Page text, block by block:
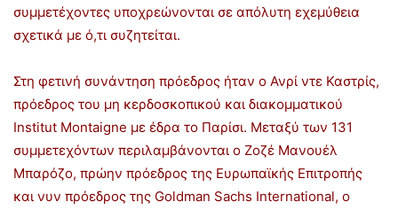
συμμετέχοντες υποχρεώνονται σε απόλυτη εχεμύθεια
σχετικά με ό,τι συζητείται.
Στη φετινή συνάντηση πρόεδρος ήταν ο Ανρί ντε Καστρίς,
πρόεδρος του μη κερδοσκοπικού και διακομματικού
Institut Montaigne με έδρα το Παρίσι. Μεταξύ των 131
συμμετεχόντων περιλαμβάνονται ο Ζοζέ Μανουέλ
Μπαρόζο, πρώην πρόεδρος της Ευρωπαϊκής Επιτροπής
και νυν πρόεδρος της Goldman Sachs International, ο